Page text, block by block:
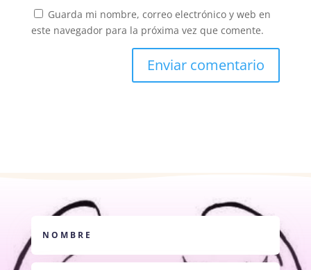
Guarda mi nombre, correo electrónico y web en
este navegador para la próxima vez que comente.